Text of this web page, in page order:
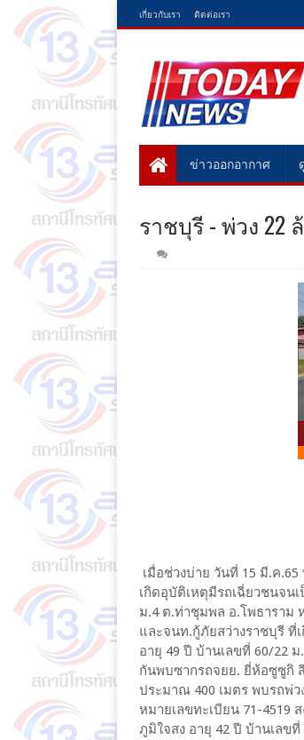
เกี่ยวกับเรา ติดต่อเรา
ข่าวออกอากาศ
ราชบุรี - พ่วง
เมื่อช่วงบ่าย วันที่ 15 มี.ค
เกิดอุบัติเหตุมีรถเฉี่ยวชนจน
ม.4 ต.ท่าชุมพล อ.โพธาราม
และจนท.กู้ภัยสว่างราชบุรี ที่
อายุ 49 ปี บ้านเลขที่ 60/22
กันพบซากรถจยย. ยี่ห้อซูซูกิ
ประมาณ 400 เมตร พบรถพ่ว
หมายเลขทะเบียน 71-4519
ภูมิใจสง อายุ 42 ปี บ้านเลข